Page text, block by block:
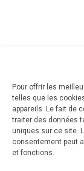
Pour offrir les
telles que les
appareils. Le fait de
traiter des données
uniques sur ce site.
consentement peut
et fonctions.